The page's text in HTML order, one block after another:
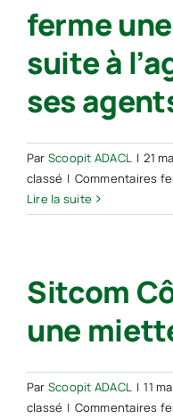
ferme
suite à
ses
Par Scoopit ADACL | 21
classé | Commentaires
Lire la suite
Sitcom
une
Par Scoopit ADACL | 11
classé | Commentaires